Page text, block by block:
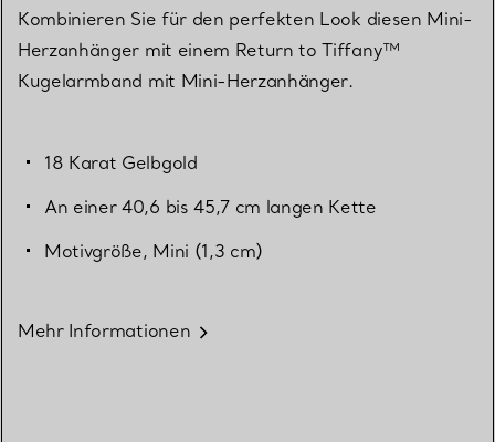
Kombinieren Sie für den perfekten Look diesen Mini-
Herzanhänger mit einem Return to Tiffany™
Kugelarmband mit Mini-Herzanhänger.
18 Karat Gelbgold
An einer 40,6 bis 45,7 cm langen Kette
Motivgröße, Mini (1,3 cm)
Mehr Informationen